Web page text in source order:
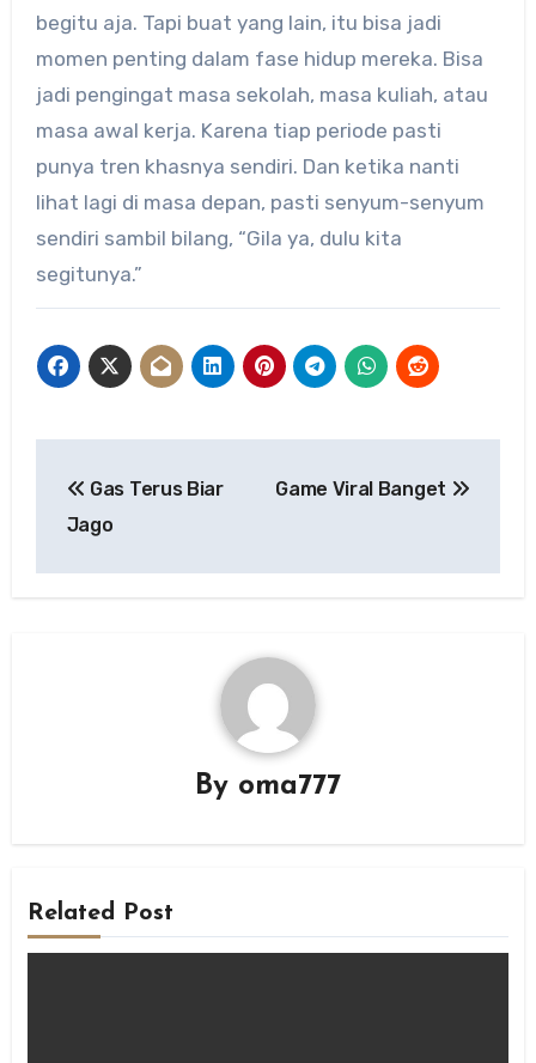
begitu aja. Tapi buat yang lain, itu bisa jadi
momen penting dalam fase hidup mereka. Bisa
jadi pengingat masa sekolah, masa kuliah, atau
masa awal kerja. Karena tiap periode pasti
punya tren khasnya sendiri. Dan ketika nanti
lihat lagi di masa depan, pasti senyum-senyum
sendiri sambil bilang, “Gila ya, dulu kita
segitunya.”
navigation
Gas Terus Biar
Jago
Game Viral Banget
By oma777
Related Post